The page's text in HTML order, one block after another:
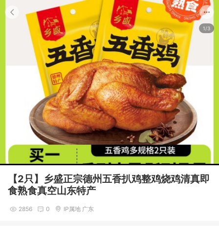
1/3
【2只】乡盛正宗德州五香扒鸡整鸡烧鸡清真即
食熟食真空山东特产
2856 0 IP属地 广东